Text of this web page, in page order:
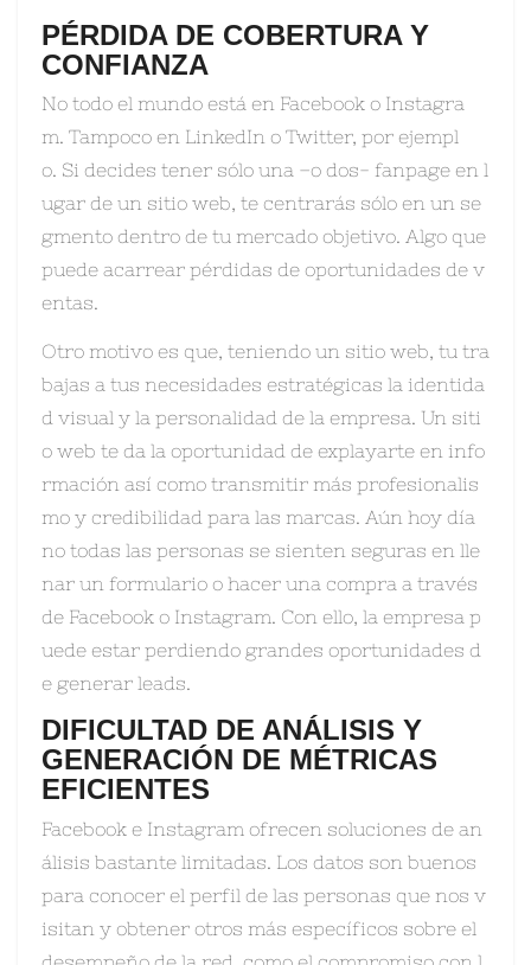
PÉRDIDA DE COBERTURA Y
CONFIANZA
No todo el mundo está en Facebook o Instagra
m. Tampoco en LinkedIn o Twitter, por ejempl
o. Si decides tener sólo una –o dos- fanpage en l
ugar de un sitio web, te centrarás sólo en un se
gmento dentro de tu mercado objetivo. Algo que
puede acarrear pérdidas de oportunidades de v
entas.
Otro motivo es que, teniendo un sitio web, tu tra
bajas a tus necesidades estratégicas la identida
d visual y la personalidad de la empresa. Un siti
o web te da la oportunidad de explayarte en info
rmación así como transmitir más profesionalis
mo y credibilidad para las marcas. Aún hoy día
no todas las personas se sienten seguras en lle
nar un formulario o hacer una compra a través
de Facebook o Instagram. Con ello, la empresa p
uede estar perdiendo grandes oportunidades d
e generar leads.
DIFICULTAD DE ANÁLISIS Y
GENERACIÓN DE MÉTRICAS
EFICIENTES
Facebook e Instagram ofrecen soluciones de an
álisis bastante limitadas. Los datos son buenos
para conocer el perfil de las personas que nos v
isitan y obtener otros más específicos sobre el